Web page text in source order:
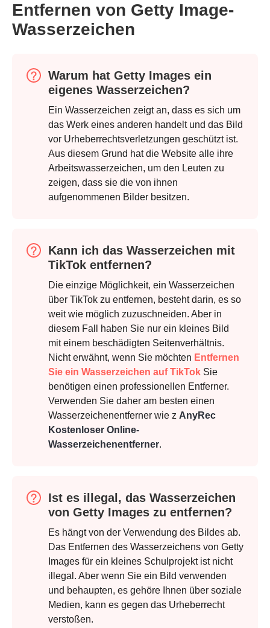
Schritt 1.
Schritt 2.
Schritt 3.
Entfernen von Getty Image-
Wasserzeichen
Warum hat Getty Images ein
eigenes Wasserzeichen?
Ein Wasserzeichen zeigt an, dass es sich um
das Werk eines anderen handelt und das Bild
vor Urheberrechtsverletzungen geschützt ist.
Aus diesem Grund hat die Website alle ihre
Arbeitswasserzeichen, um den Leuten zu
zeigen, dass sie die von ihnen
aufgenommenen Bilder besitzen.
Kann ich das Wasserzeichen mit
TikTok entfernen?
Die einzige Möglichkeit, ein Wasserzeichen
über TikTok zu entfernen, besteht darin, es so
weit wie möglich zuzuschneiden. Aber in
diesem Fall haben Sie nur ein kleines Bild
mit einem beschädigten Seitenverhältnis.
Nicht erwähnt, wenn Sie möchten Entfernen
Sie ein Wasserzeichen auf TikTok Sie
benötigen einen professionellen Entferner.
Verwenden Sie daher am besten einen
Wasserzeichenentferner wie z AnyRec
Kostenloser Online-
Wasserzeichenentferner.
Ist es illegal, das Wasserzeichen
von Getty Images zu entfernen?
Es hängt von der Verwendung des Bildes ab.
Das Entfernen des Wasserzeichens von Getty
Images für ein kleines Schulprojekt ist nicht
illegal. Aber wenn Sie ein Bild verwenden
und behaupten, es gehöre Ihnen über soziale
Medien, kann es gegen das Urheberrecht
verstoßen.